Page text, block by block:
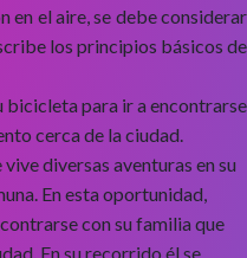
en el aire, se debe considerar
los principios básicos de
bicicleta para ir a encontrarse
cerca de la ciudad.
diversas aventuras en su
En esta oportunidad,
con su familia que
En su recorrido él se